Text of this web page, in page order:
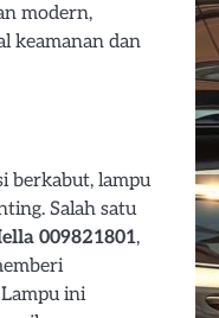
modern,
keamanan dan
berkabut, lampu
Salah satu
009821801,
ini